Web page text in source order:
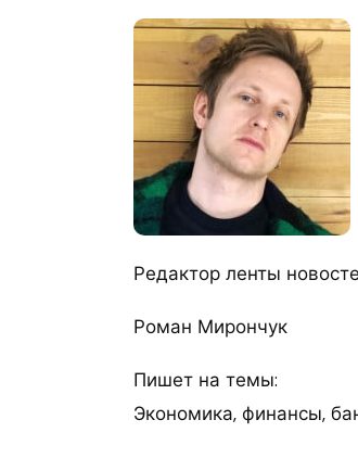
Редактор ленты
Роман Мирончук
Пишет на темы:
Экономика, финансы,